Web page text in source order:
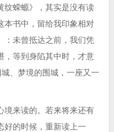
纹蝾螈》，其实是没有读
本书中，留给我印象相对
：未曾抵达之前，我们凭
，等到身陷其中时，才意
、梦境的围城，一座又一
境来读的。若来将来还有
好的时候，重新读上一